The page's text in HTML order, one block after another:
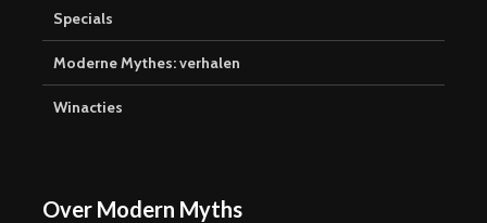
Specials
Moderne Mythes: verhalen
Winacties
Over Modern Myths